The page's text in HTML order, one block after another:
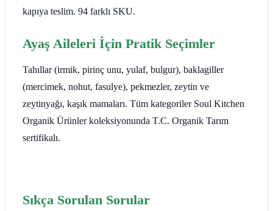
kapıya teslim. 94 farklı SKU.
Ayaş Aileleri İçin Pratik Seçimler
Tahıllar (irmik, pirinç unu, yulaf, bulgur), baklagiller
(mercimek, nohut, fasulye), pekmezler, zeytin ve
zeytinyağı, kaşık mamaları. Tüm kategoriler Soul Kitchen
Organik Ürünler koleksiyonunda T.C. Organik Tarım
sertifikalı.
Sıkça Sorulan Sorular